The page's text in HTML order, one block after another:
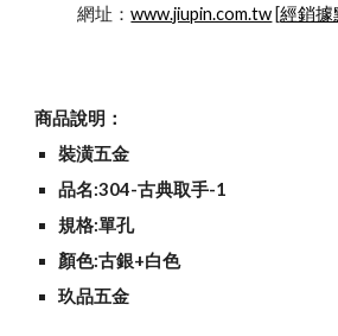
            網址：
www.jiupin.com.tw [經銷據
商品說明：
裝潢五金
品名:304-古典取手-1
規格:單孔
顏色:古銀+白色
玖品五金